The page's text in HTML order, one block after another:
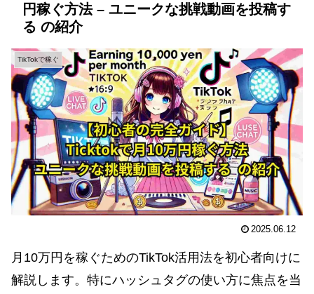
円稼ぐ方法 – ユニークな挑戦動画を投稿す
る の紹介
TikTokで稼ぐ
2025.06.12
月10万円を稼ぐためのTikTok活用法を初心者向けに
解説します。特にハッシュタグの使い方に焦点を当